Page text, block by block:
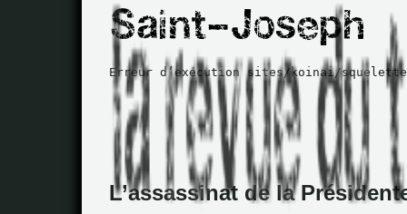
Erreur d’exécution sites/koinai/
L’assassinat de la